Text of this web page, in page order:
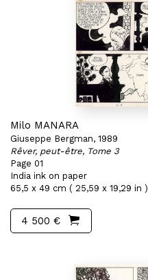
Milo MANARA
Giuseppe Bergman, 1989
Rêver, peut-être, Tome 3
Page 01
India ink on paper
65,5 x 49 cm ( 25,59 x 19,29 in )
4 500 €